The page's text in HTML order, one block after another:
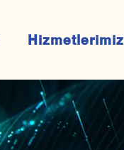
Hizmetlerimiz